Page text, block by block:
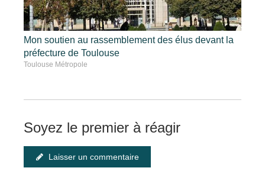
Mon soutien au rassemblement des élus devant la
préfecture de Toulouse
Toulouse Métropole
Soyez le premier à réagir
Laisser un commentaire